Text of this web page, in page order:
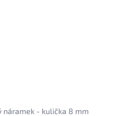
náramek - kulička 8 mm